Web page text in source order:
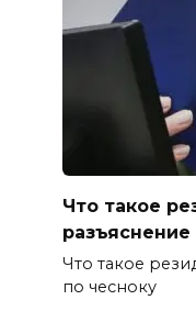
Что такое
разъяснение
Что такое
по чесноку